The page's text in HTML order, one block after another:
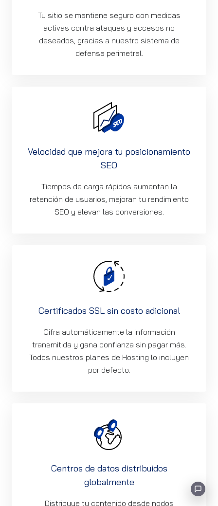
Tu sitio se mantiene seguro con medidas
activas contra ataques y accesos no
deseados, gracias a nuestro sistema de
defensa perimetral.
Velocidad que mejora tu posicionamiento
SEO
Tiempos de carga rápidos aumentan la
retención de usuarios, mejoran tu rendimiento
SEO y elevan las conversiones.
Certificados SSL sin costo adicional
Cifra automáticamente la información
transmitida y gana confianza sin pagar más.
Todos nuestros planes de Hosting lo incluyen
por defecto.
Centros de datos distribuidos
globalmente
Distribuye tu contenido desde nodos